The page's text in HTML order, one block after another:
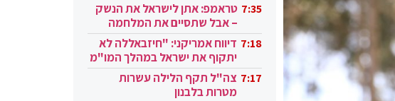
7:35 טראמפ: אתן לישראל את הנשק
– אבל שתסיים את המלחמה
בעזה 7:18 דיווח אמריקני: "חיזבאללה לא
יתקוף את ישראל במהלך המו"מ
בקטאר" 7:17 צה"ל תקף הלילה עשרות
מטרות בלבנון